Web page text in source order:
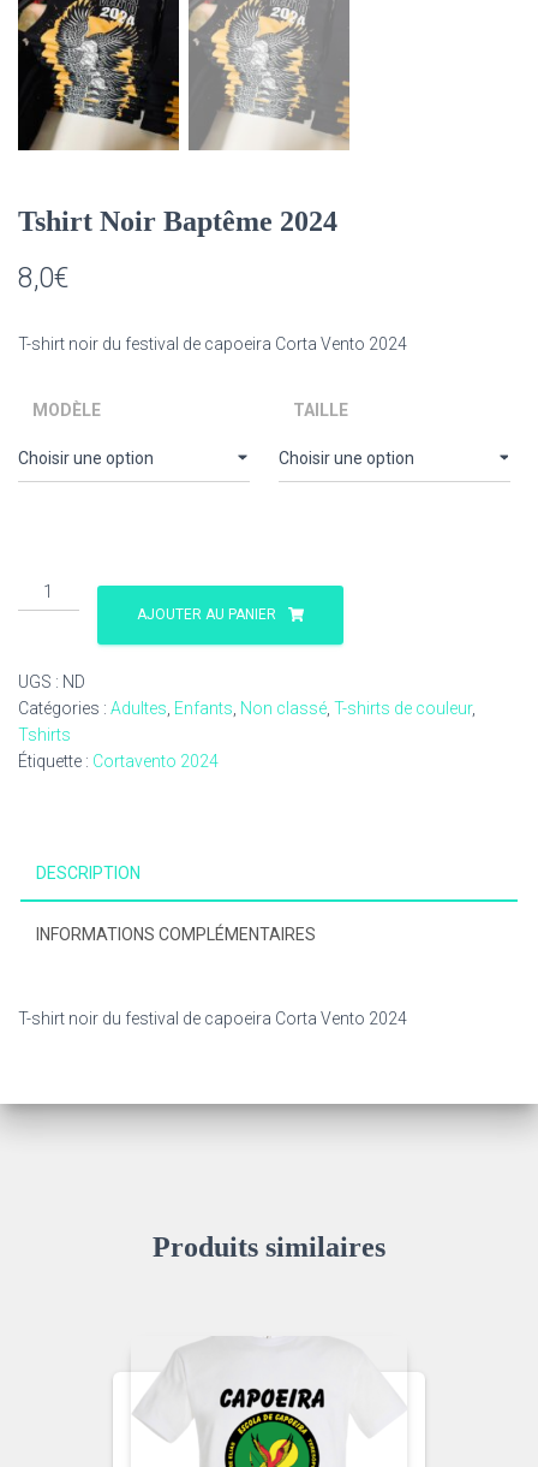
Tshirt Noir Baptême 2024
8,0€
T-shirt noir du festival de capoeira Corta Vento 2024
MODÈLE TAILLE
quantité
de
Baptême
2024
AJOUTER AU PANIER
UGS : ND
Catégories : Adultes Enfants Non classé T-shirts de couleur,
Tshirts
Étiquette : Cortavento 2024
DESCRIPTION
INFORMATIONS COMPLÉMENTAIRES
T-shirt noir du festival de capoeira Corta Vento 2024
Produits similaires